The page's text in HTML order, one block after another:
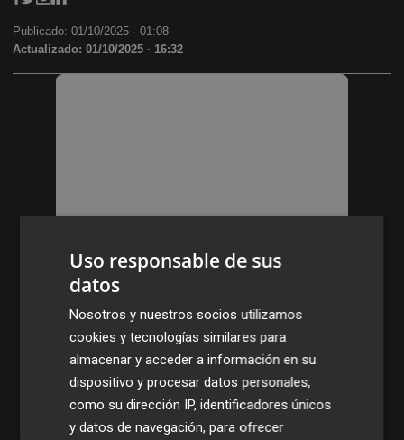
Publicado: 01/10/2025 ·01:08
Actualizado: 01/10/2025 · 16:32
Uso responsable de sus
datos
Nosotros y nuestros socios utilizamos
cookies y tecnologías similares para
almacenar y acceder a información en su
dispositivo y procesar datos personales,
como su dirección IP, identificadores únicos
y datos de navegación, para ofrecer